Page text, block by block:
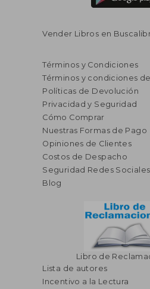
dcto.
S/ 144,64
S/ 65,09
Vender Libros en
Términos y Condiciones
Términos y condiciones
Políticas de Devolución
Privacidad y Seguridad
Cómo Comprar
Nuestras Formas de Pago
Opiniones de Clientes
Costos de Despacho
Seguridad Redes Sociales
Blog
Libro de
Lista de autores
Incentivo a la Lectura